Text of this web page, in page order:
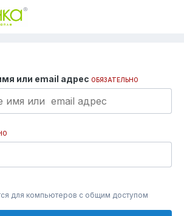
или email адрес ОБЯЗАТЕЛЬНО
для компьютеров с общим доступом